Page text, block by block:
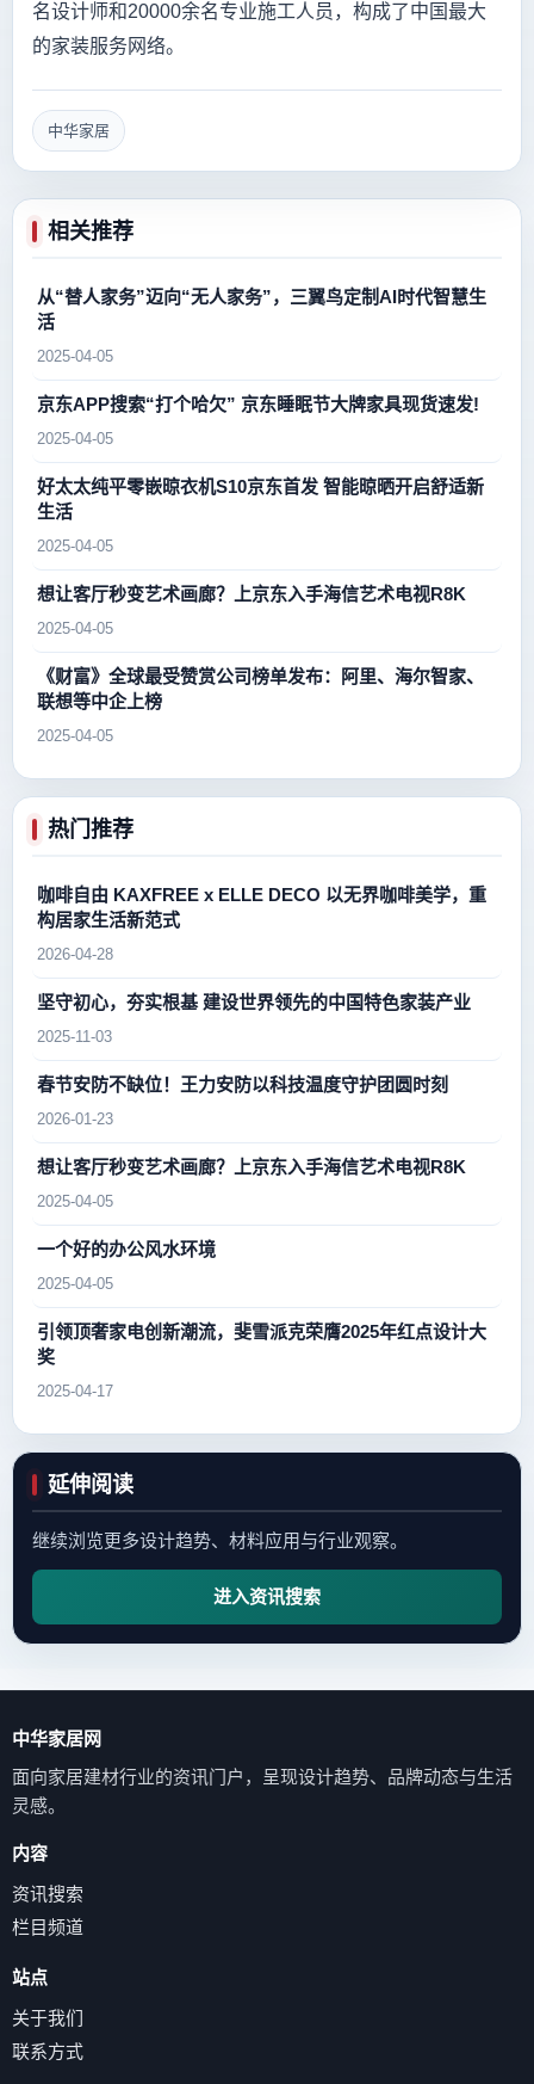
名设计师和20000余名专业施工人员，构成了中国最大
的家装服务网络。
中华家居
相关推荐
从“替人家务”迈向“无人家务”，三翼鸟定制AI时代智慧生
活
2025-04-05
京东APP搜索“打个哈欠” 京东睡眠节大牌家具现货速发!
2025-04-05
好太太纯平零嵌晾衣机S10京东首发 智能晾晒开启舒适新
生活
2025-04-05
想让客厅秒变艺术画廊？上京东入手海信艺术电视R8K
2025-04-05
《财富》全球最受赞赏公司榜单发布：阿里、海尔智家、
联想等中企上榜
2025-04-05
热门推荐
咖啡自由 KAXFREE x ELLE DECO 以无界咖啡美学，重
构居家生活新范式
2026-04-28
坚守初心，夯实根基 建设世界领先的中国特色家装产业
2025-11-03
春节安防不缺位！王力安防以科技温度守护团圆时刻
2026-01-23
想让客厅秒变艺术画廊？上京东入手海信艺术电视R8K
2025-04-05
一个好的办公风水环境
2025-04-05
引领顶奢家电创新潮流，斐雪派克荣膺2025年红点设计大
奖
2025-04-17
延伸阅读
继续浏览更多设计趋势、材料应用与行业观察。
进入资讯搜索
中华家居网
面向家居建材行业的资讯门户，呈现设计趋势、品牌动态与生活
灵感。
内容
资讯搜索
栏目频道
站点
关于我们
联系方式